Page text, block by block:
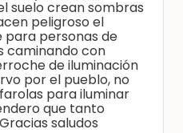
suelo crean sombras
peligroso el
personas de
caminando con
de iluminación
por el pueblo, no
para iluminar
que tanto
saludos